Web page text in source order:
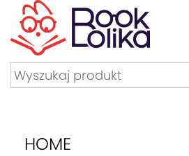
HOME